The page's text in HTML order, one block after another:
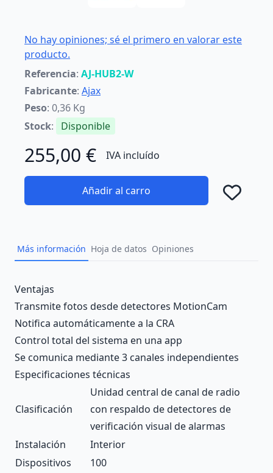
No hay opiniones; sé el primero en valorar este
producto.
Referencia: AJ-HUB2-W
Fabricante: Ajax
Peso: 0,36 Kg
Stock: Disponible
255,00 € IVA incluído
Añadir al carro
Más información Hoja de datos Opiniones
Description
Ventajas
Transmite fotos desde detectores MotionCam
Notifica automáticamente a la CRA
Control total del sistema en una app
Se comunica mediante 3 canales independientes
Especificaciones técnicas
Clasificación
Unidad central de canal de radio
con respaldo de detectores de
verificación visual de alarmas
Instalación
Interior
Dispositivos
100